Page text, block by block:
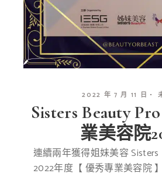
2022 年 7 月 11 日
Sisters Beauty
業美容院
連續兩年獲得姐妹美容
2022年度【 優秀專業美容院